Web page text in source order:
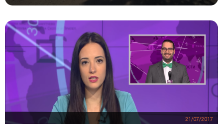
21/07/2017